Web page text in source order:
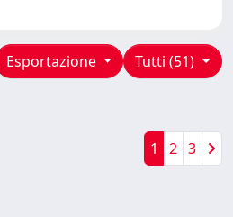
Tutti (51)
Esportazione
1 2 3